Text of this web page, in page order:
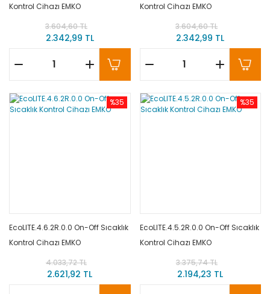
Kontrol Cihazı EMKO
3.604,60 TL
2.342,99 TL
Kontrol Cihazı EMKO
3.604,60 TL
2.342,99 TL
%35
EcoLITE.4.6.2R.0.0 On-Off Sıcaklık
Kontrol Cihazı EMKO
4.033,72 TL
2.621,92 TL
%35
EcoLITE.4.5.2R.0.0 On-Off Sıcaklık
Kontrol Cihazı EMKO
3.375,74 TL
2.194,23 TL